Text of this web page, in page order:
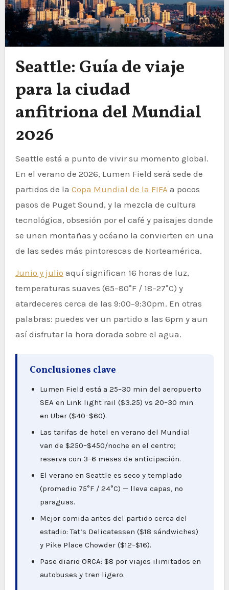
Seattle: Guía de viaje
para la ciudad
anfitriona del Mundial
2026
Seattle está a punto de vivir su momento global.
En el verano de 2026, Lumen Field será sede de
partidos de la Copa Mundial de la FIFA a pocos
pasos de Puget Sound, y la mezcla de cultura
tecnológica, obsesión por el café y paisajes donde
se unen montañas y océano la convierten en una
de las sedes más pintorescas de Norteamérica.
Junio y julio aquí significan 16 horas de luz,
temperaturas suaves (65–80°F / 18–27°C) y
atardeceres cerca de las 9:00–9:30pm. En otras
palabras: puedes ver un partido a las 6pm y aun
así disfrutar la hora dorada sobre el agua.
Conclusiones clave
Lumen Field está a 25–30 min del aeropuerto
SEA en Link light rail ($3.25) vs 20–30 min
en Uber ($40–$60).
Las tarifas de hotel en verano del Mundial
van de $250–$450/noche en el centro;
reserva con 3–6 meses de anticipación.
El verano en Seattle es seco y templado
(promedio 75°F / 24°C) — lleva capas, no
paraguas.
Mejor comida antes del partido cerca del
estadio: Tat’s Delicatessen ($18 sándwiches)
y Pike Place Chowder ($12–$16).
Pase diario ORCA: $8 por viajes ilimitados en
autobuses y tren ligero.